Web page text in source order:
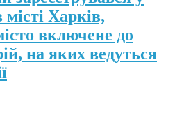
Харків,
включене до
на яких ведуться